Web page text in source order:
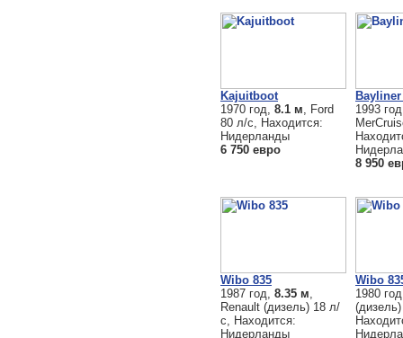
Kajuitboot
1970 год, 8.1 м , Ford
80 л/с, Находится:
Нидерланды
6 750 евро
Bayliner
1993
8 950
Wibo 835
1987 год, 8.35 м
Renault (дизель) 18 л/
с, Находится:
Нидерланды
Wibo
1980